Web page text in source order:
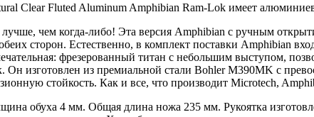
Clear Fluted Aluminum Amphibian Ram-Lok имеет
чем когда-либо! Эта версия Amphibian с ручным
сторон. Естественно, в комплект поставки Amphibian
фрезерованный титан с небольшим выступом,
изготовлен из премиальной стали Bohler M390MK с
стойкость. Как и все, что производит Microtech,
обуха 4 мм. Общая длина ножа 235 мм. Рукоятка